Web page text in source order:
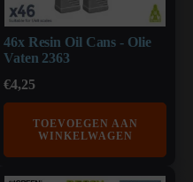
46x Resin Oil Cans - Olie
Vaten 2363
€4,25
TOEVOEGEN AAN
WINKELWAGEN